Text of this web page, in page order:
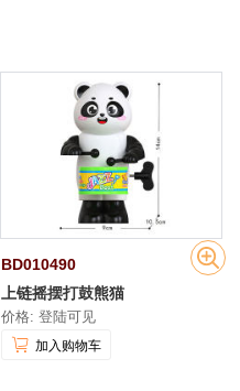
BD010490
上链摇摆打鼓熊猫
价格: 登陆可见
加入购物车